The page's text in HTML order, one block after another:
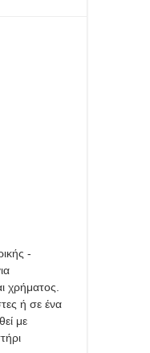
-
χρήματος.
ή σε ένα
με